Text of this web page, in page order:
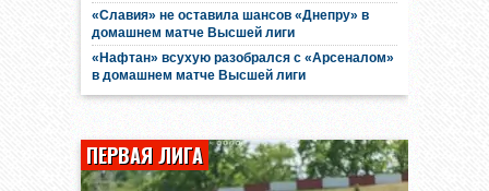
«Славия» не оставила шансов «Днепру» в
домашнем матче Высшей лиги
«Нафтан» всухую разобрался с «Арсеналом»
в домашнем матче Высшей лиги
ПЕРВАЯ ЛИГА